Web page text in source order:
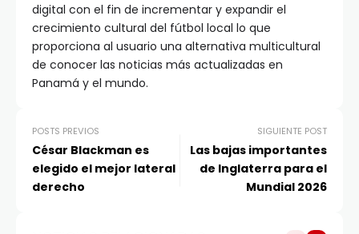
digital con el fin de incrementar y expandir el
crecimiento cultural del fútbol local lo que
proporciona al usuario una alternativa multicultural
de conocer las noticias más actualizadas en
Panamá y el mundo.
POSTS PREVIOS
César Blackman es
elegido el mejor lateral
derecho
SIGUIENTE POST
Las bajas importantes
de Inglaterra para el
Mundial 2026